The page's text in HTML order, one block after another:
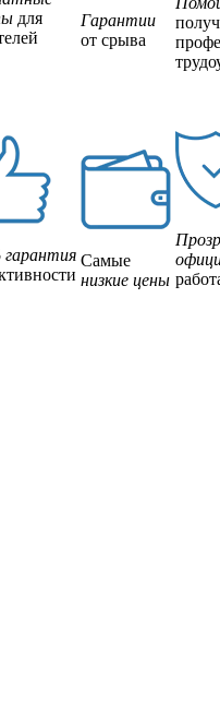
для
Гарантии
от срыва
гарантия Самые
низкие цены